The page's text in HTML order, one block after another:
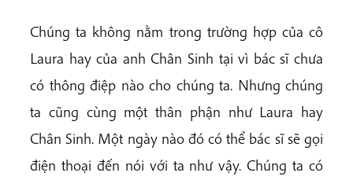
Chúng ta không nằm trong trường hợp của cô
Laura hay của anh Chân Sinh tại vì bác sĩ chưa
có thông điệp nào cho chúng ta. Nhưng chúng
ta cũng cùng một thân phận như Laura hay
Chân Sinh. Một ngày nào đó có thể bác sĩ sẽ gọi
điện thoại đến nói với ta như vậy. Chúng ta có